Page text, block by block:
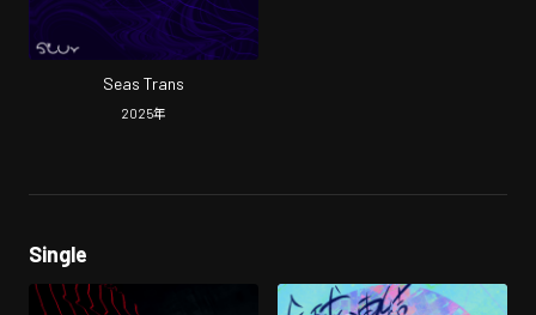
Seas Trans
2025年
Single